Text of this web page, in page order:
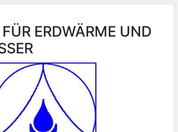
ERDWÄRME UND